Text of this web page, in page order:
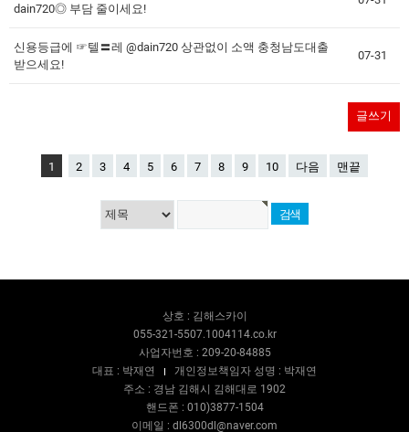
dain720◎ 부담 줄이세요!
신용등급에 ☞텔〓레 @dain720 상관없이 소액 충청남도대출
받으세요!
07-31
글쓰기
1 2 3 4 5 6 7 8 9 10 다음 맨끝
상호 : 김해스카이
055-321-5507.1004114.co.kr
사업자번호 : 209-20-84885
대표 : 박재연
개인정보책임자 성명 : 박재연
주소 : 경남 김해시 김해대로 1902
핸드폰 : 010)3877-1504
이메일 : dl6300dl@naver.com